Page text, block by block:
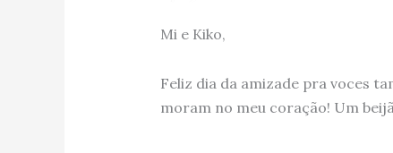
Mi e Kiko,
Feliz dia da amizade pra voces
moram no meu coração! Um